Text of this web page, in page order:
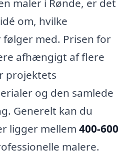
maler i Rønde, er det
om, hvilke
med. Prisen for
afhængigt af flere
projektets
og den samlede
Generelt kan du
ligger mellem 400-600
malere.